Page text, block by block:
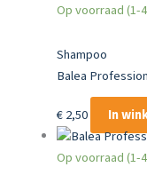
Op voorraad (1-
Shampoo
Balea
€2,50 In
Op voorraad (1-